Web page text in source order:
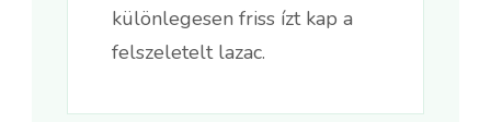
különlegesen friss ízt kap a
felszeletelt lazac.